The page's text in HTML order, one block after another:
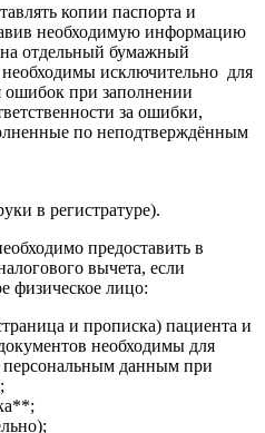
копии паспорта и
необходимую информацию
отдельный бумажный
исключительно для
при заполнении
за ошибки,
по неподтверждённым
в регистратуре).
предоставить в
вычета, если
физическое лицо:
и прописка) пациента и
необходимы для
данным при